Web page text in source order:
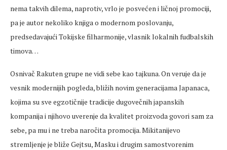
nema takvih dilema, naprotiv, vrlo je posvećen i ličnoj promociji,
pa je autor nekoliko knjiga o modernom poslovanju,
predsedavajući Tokijske filharmonije, vlasnik lokalnih fudbalskih
timova…
Osnivač Rakuten grupe ne vidi sebe kao tajkuna. On veruje da je
vesnik modernijih pogleda, bližih novim generacijama Japanaca,
kojima su sve egzotičnije tradicije dugovečnih japanskih
kompanija i njihovo uverenje da kvalitet proizvoda govori sam za
sebe, pa mu i ne treba naročita promocija. Mikitanijevo
stremljenje je bliže Gejtsu, Masku i drugim samostvorenim